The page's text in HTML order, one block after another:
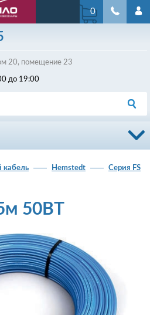
20, помещение 23
0
до 19:00
кабель Hemstedt
Серия FS
50ВТ